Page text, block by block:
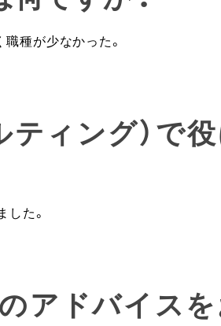
種が少なかった。
ティング）で
た。
アドバイス